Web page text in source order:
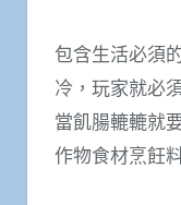
包含生活必須
冷，玩家就必
當飢腸轆轆就
作物食材烹飪